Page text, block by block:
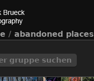
/ abandoned places
gruppe suchen